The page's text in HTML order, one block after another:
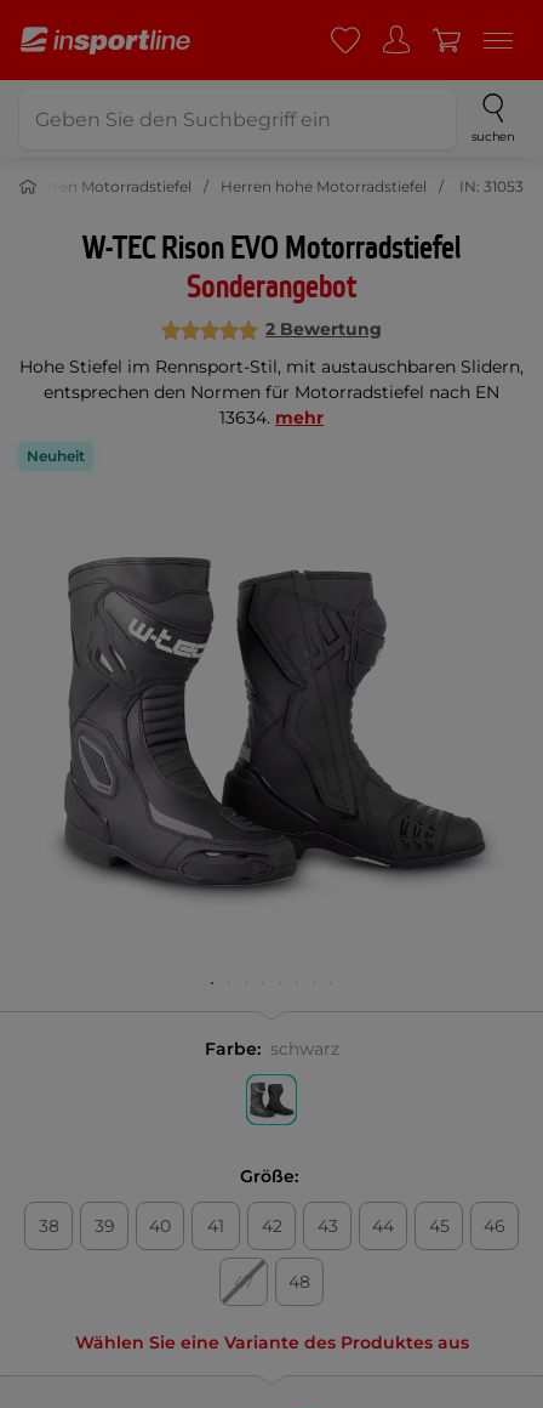
suchen
Herren Motorradstiefel Herren hohe Motorradstiefel IN: 31053
W-TEC Rison EVO Motorradstiefel
Sonderangebot
2 Bewertung
Hohe Stiefel im Rennsport-Stil, mit austauschbaren Slidern,
entsprechen den Normen für Motorradstiefel nach EN
13634. mehr
Neuheit
Farbe: schwarz
Größe:
38 39 40 41 42 43 44 45 46
47 48
Wählen Sie eine Variante des Produktes aus